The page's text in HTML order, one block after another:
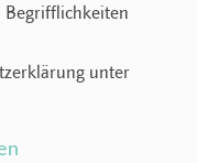
unter